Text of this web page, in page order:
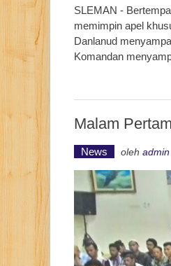
SLEMAN -
memimpin apel
Danlanud
Komandan
Malam
News oleh admin